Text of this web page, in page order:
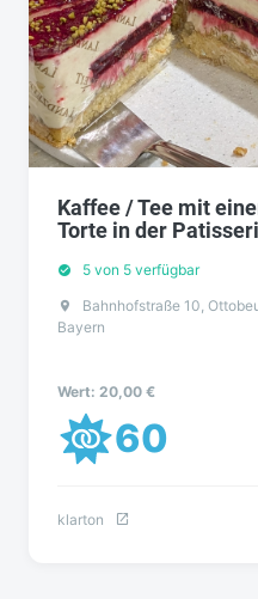
Kaffee / Tee mit
Torte in der
5 von 5 verfügbar
Bahnhofstraße 10,
Bayern
Wert: 20,00 €
60
klarton